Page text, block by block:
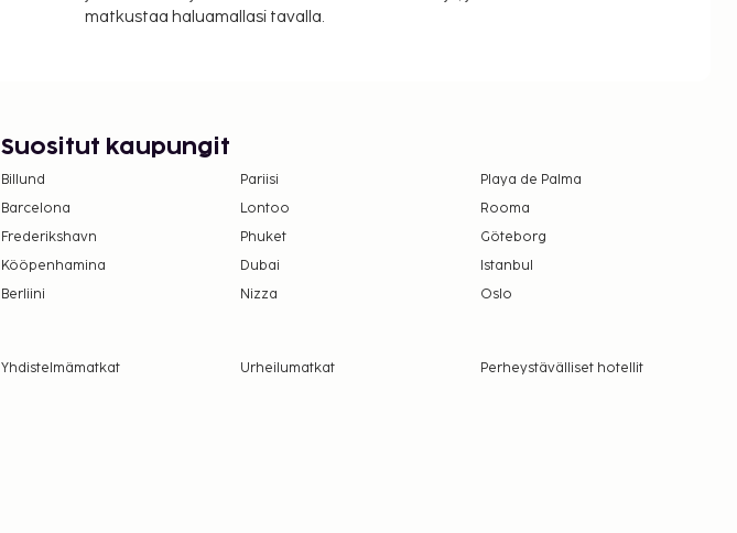
matkustaa haluamallasi tavalla.
Suositut kaupungit
Billund Pariisi
Playa de Palma
Barcelona
Lontoo
Rooma
Frederikshavn
Phuket
Göteborg
Kööpenhamina
Dubai
Istanbul
Berliini
Nizza Oslo
Yhdistelmämatkat Urheilumatkat
Perheystävälliset hotellit